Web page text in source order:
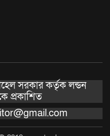
সরকার কর্তৃক লন্ডন
প্রকাশিত